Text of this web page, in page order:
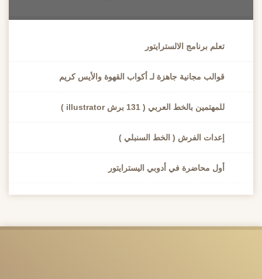
تعلم برنامج الالسترايتور
قوالب مجانية جاهزة لـ أكواب القهوة والأيس كريم
للمهتمين بالخط العربي ( 131 برش illustrator )
إعدات الفرش ( الخط السنبلي )
أول محاضرة في أدوبي اليسترايتور